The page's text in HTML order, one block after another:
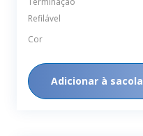
Refilável
Cor
Adicionar à sacola